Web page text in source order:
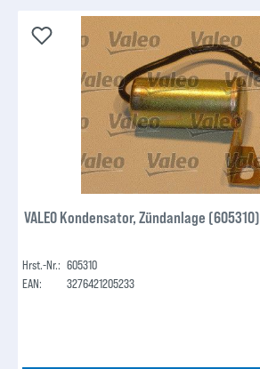
VALEO Kondensator, Zündanlage (605310)
Hrst.-Nr.: 605310
EAN:
3276421205233